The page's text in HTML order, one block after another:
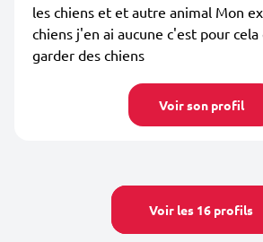
les chiens et et autre animal Mon
chiens j'en ai aucune c'est pour
garder des chiens
Voir son profil
Voir les 16 profils